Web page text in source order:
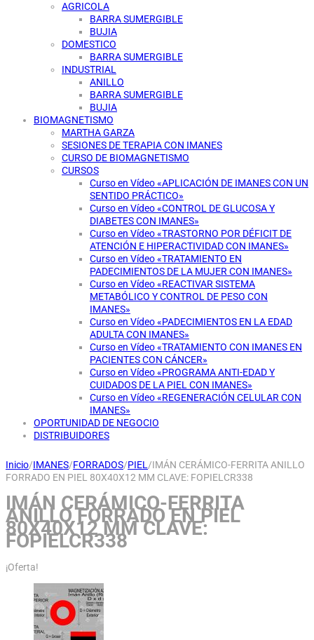
AGRICOLA
BARRA SUMERGIBLE
BUJIA
DOMESTICO
BARRA SUMERGIBLE
INDUSTRIAL
ANILLO
BARRA SUMERGIBLE
BUJIA
BIOMAGNETISMO
MARTHA GARZA
SESIONES DE TERAPIA CON IMANES
CURSO DE BIOMAGNETISMO
CURSOS
Curso en Vídeo «APLICACIÓN DE IMANES CON UN
SENTIDO PRÁCTICO»
Curso en Vídeo «CONTROL DE GLUCOSA Y
DIABETES CON IMANES»
Curso en Vídeo «TRASTORNO POR DÉFICIT DE
ATENCIÓN E HIPERACTIVIDAD CON IMANES»
Curso en Vídeo «TRATAMIENTO EN
PADECIMIENTOS DE LA MUJER CON IMANES»
Curso en Vídeo «REACTIVAR SISTEMA
METABÓLICO Y CONTROL DE PESO CON
IMANES»
Curso en Vídeo «PADECIMIENTOS EN LA EDAD
ADULTA CON IMANES»
Curso en Vídeo «TRATAMIENTO CON IMANES EN
PACIENTES CON CÁNCER»
Curso en Vídeo «PROGRAMA ANTI-EDAD Y
CUIDADOS DE LA PIEL CON IMANES»
Curso en Vídeo «REGENERACIÓN CELULAR CON
IMANES»
OPORTUNIDAD DE NEGOCIO
DISTRIBUIDORES
Inicio/IMANES/FORRADOS/PIEL /IMÁN CERÁMICO-FERRITA ANILLO
FORRADO EN PIEL 80X40X12 MM CLAVE: FOPIELCR338
IMÁN CERÁMICO-FERRITA
ANILLO FORRADO EN PIEL
80X40X12 MM CLAVE:
FOPIELCR338
¡Oferta!